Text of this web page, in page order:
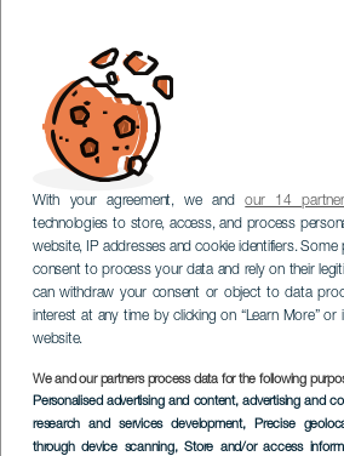
With your agreement, we andour 14
technologies to store, access, and process
website, IP addresses and cookie identifiers.
consent to process your data and rely on their
can withdraw your consent or object to data
interest at any time by clicking on “Learn More”
website.
We and our partners process data for the following
Personalised advertising and content, advertising and
research and services development, Precise
through device scanning, Store and/or access